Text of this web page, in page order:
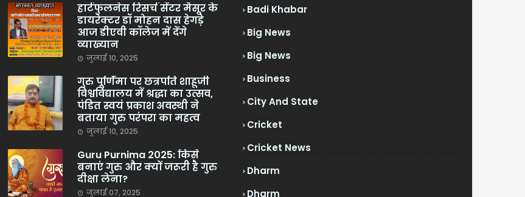
हार्टफुलनेस रिसर्च सेंटर मैसूर के
डायरेक्टर डॉ मोहन दास हेगड़े
आज डीएवी कॉलेज में देंगे
व्याख्यान
जुलाई 10, 2025
गुरु पूर्णिमा पर छत्रपति शाहूजी
विश्वविद्यालय में श्रद्धा का उत्सव,
पंडित स्वयं प्रकाश अवस्थी ने
बताया गुरु परंपरा का महत्व
जुलाई 10, 2025
Guru Purnima 2025: किसे
बनाएं गुरु और क्यों जरूरी है गुरु
दीक्षा लेना?
जुलाई 07, 2025
Badi Khabar
Big News
Big News
Business
City And State
Cricket
Cricket News
Dharm
Dharm